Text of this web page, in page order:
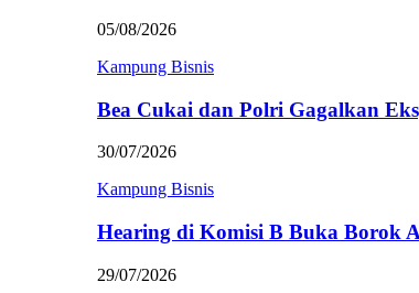
05/08/2026
Kampung Bisnis
Bea Cukai dan Polri Gagalkan
30/07/2026
Kampung Bisnis
Hearing di Komisi B Buka Borok
29/07/2026